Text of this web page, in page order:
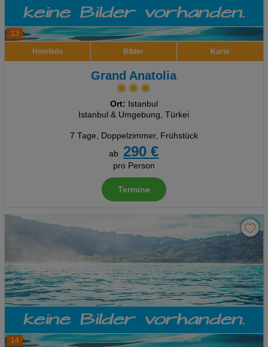
13
Hotelinfo Bilder Karte
Grand Anatolia
Ort: Istanbul
Istanbul & Umgebung, Türkei
7 Tage, Doppelzimmer, Frühstück
ab
290 €
pro Person
Termine
14